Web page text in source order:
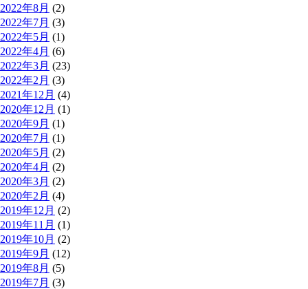
2022年8月 (2)
2022年7月 (3)
2022年5月 (1)
2022年4月 (6)
2022年3月 (23)
2022年2月 (3)
2021年12月 (4)
2020年12月 (1)
2020年9月 (1)
2020年7月 (1)
2020年5月 (2)
2020年4月 (2)
2020年3月 (2)
2020年2月 (4)
2019年12月 (2)
2019年11月 (1)
2019年10月 (2)
2019年9月 (12)
2019年8月 (5)
2019年7月 (3)